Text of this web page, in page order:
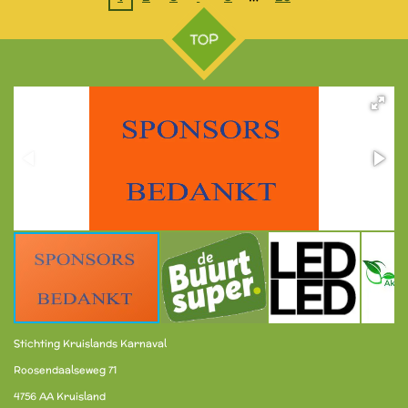
TOP
Stichting Kruislands Karnaval
Roosendaalseweg 71
4756 AA Kruisland